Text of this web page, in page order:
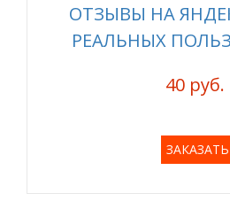
ОТЗЫВЫ НА
РЕАЛЬНЫХ
40 руб.
ЗАКАЗАТЬ